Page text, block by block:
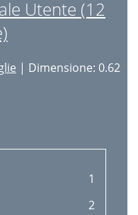
Utente (12
| Dimensione: 0.62
1
2